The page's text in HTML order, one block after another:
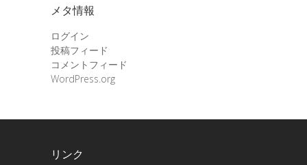
メタ情報
ログイン
投稿フィード
コメントフィード
WordPress.org
リンク